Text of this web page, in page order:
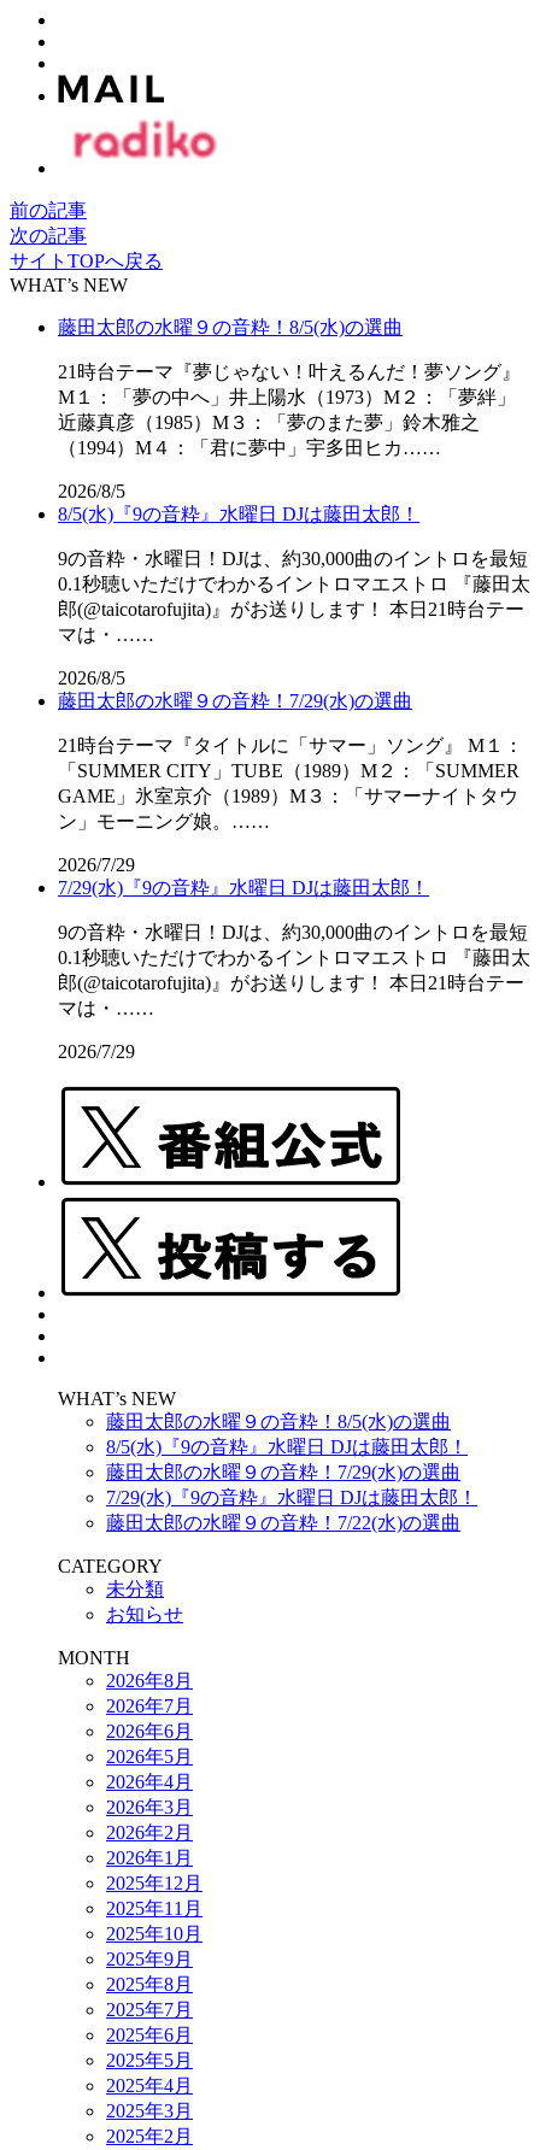
前の記事
次の記事
サイトTOPへ戻る
WHAT’s NEW
藤田太郎の水曜９の音粋！8/5(水)の選曲
21時台テーマ『夢じゃない！叶えるんだ！夢ソング』
M１：「夢の中へ」井上陽水（1973）M２：「夢絆」
近藤真彦（1985）M３：「夢のまた夢」鈴木雅之
（1994）M４：「君に夢中」宇多田ヒカ……
2026/8/5
8/5(水)『9の音粋』水曜日 DJは藤田太郎！
9の音粋・水曜日！DJは、約30,000曲のイントロを最短
0.1秒聴いただけでわかるイントロマエストロ 『藤田太
郎(@taicotarofujita)』がお送りします！ 本日21時台テー
マは・……
2026/8/5
藤田太郎の水曜９の音粋！7/29(水)の選曲
21時台テーマ『タイトルに「サマー」ソング』 M１：
「SUMMER CITY」TUBE（1989）M２：「SUMMER
GAME」氷室京介（1989）M３：「サマーナイトタウ
ン」モーニング娘。……
2026/7/29
7/29(水)『9の音粋』水曜日 DJは藤田太郎！
9の音粋・水曜日！DJは、約30,000曲のイントロを最短
0.1秒聴いただけでわかるイントロマエストロ 『藤田太
郎(@taicotarofujita)』がお送りします！ 本日21時台テー
マは・……
2026/7/29
WHAT’s NEW
藤田太郎の水曜９の音粋！8/5(水)の選曲
8/5(水)『9の音粋』水曜日 DJは藤田太郎！
藤田太郎の水曜９の音粋！7/29(水)の選曲
7/29(水)『9の音粋』水曜日 DJは藤田太郎！
藤田太郎の水曜９の音粋！7/22(水)の選曲
CATEGORY
未分類
お知らせ
MONTH
2026年8月
2026年7月
2026年6月
2026年5月
2026年4月
2026年3月
2026年2月
2026年1月
2025年12月
2025年11月
2025年10月
2025年9月
2025年8月
2025年7月
2025年6月
2025年5月
2025年4月
2025年3月
2025年2月